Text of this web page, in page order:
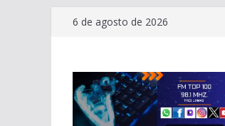
Saltar6 de agosto de 2026